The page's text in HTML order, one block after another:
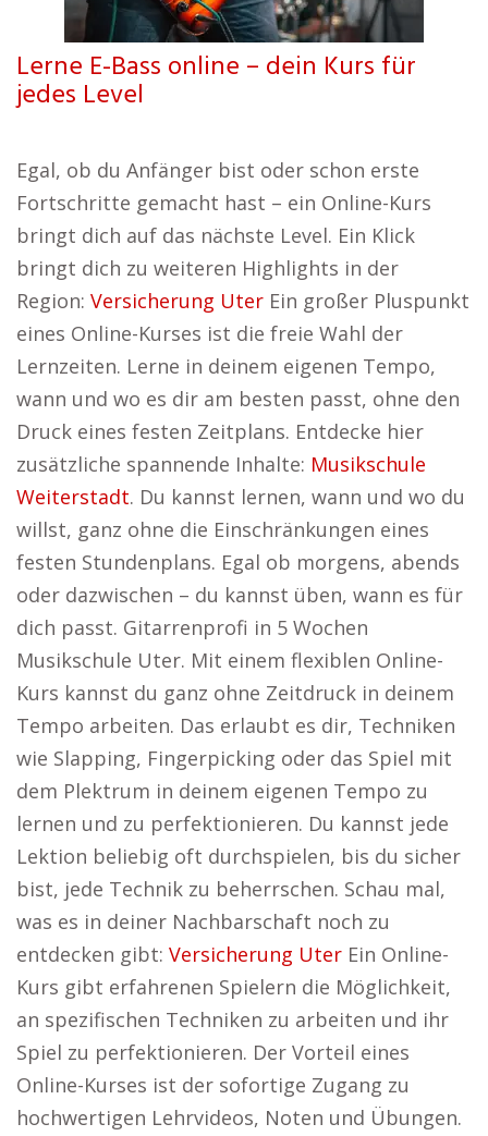
Lerne E-Bass online – dein Kurs für
jedes Level
Egal, ob du Anfänger bist oder schon erste
Fortschritte gemacht hast – ein Online-Kurs
bringt dich auf das nächste Level. Ein Klick
bringt dich zu weiteren Highlights in der
Region: Versicherung Uter Ein großer Pluspunkt
eines Online-Kurses ist die freie Wahl der
Lernzeiten. Lerne in deinem eigenen Tempo,
wann und wo es dir am besten passt, ohne den
Druck eines festen Zeitplans. Entdecke hier
zusätzliche spannende Inhalte: Musikschule
Weiterstadt. Du kannst lernen, wann und wo du
willst, ganz ohne die Einschränkungen eines
festen Stundenplans. Egal ob morgens, abends
oder dazwischen – du kannst üben, wann es für
dich passt. Gitarrenprofi in 5 Wochen
Musikschule Uter. Mit einem flexiblen Online-
Kurs kannst du ganz ohne Zeitdruck in deinem
Tempo arbeiten. Das erlaubt es dir, Techniken
wie Slapping, Fingerpicking oder das Spiel mit
dem Plektrum in deinem eigenen Tempo zu
lernen und zu perfektionieren. Du kannst jede
Lektion beliebig oft durchspielen, bis du sicher
bist, jede Technik zu beherrschen. Schau mal,
was es in deiner Nachbarschaft noch zu
entdecken gibt: Versicherung Uter Ein Online-
Kurs gibt erfahrenen Spielern die Möglichkeit,
an spezifischen Techniken zu arbeiten und ihr
Spiel zu perfektionieren. Der Vorteil eines
Online-Kurses ist der sofortige Zugang zu
hochwertigen Lehrvideos, Noten und Übungen.